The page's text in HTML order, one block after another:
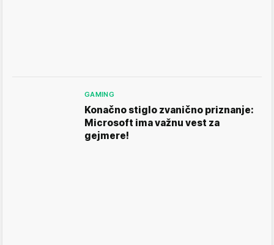
GAMING
Konačno stiglo zvanično priznanje:
Microsoft ima važnu vest za
gejmere!